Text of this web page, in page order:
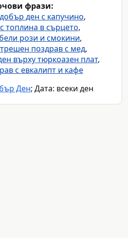
фрази:
ден с капучино,
топлина в сърцето,
рози и смокини,
поздрав с мед,
върху тюркоазен плат,
с евкалипт и кафе
Ден; Дата: всеки ден